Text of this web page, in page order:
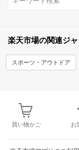
楽天市場の関連ジ
スポーツ・アウトドア
買い物かご お